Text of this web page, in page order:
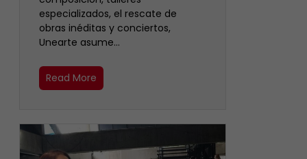
especializados, el rescate de
obras inéditas y conciertos,
Unearte asume…
Read More